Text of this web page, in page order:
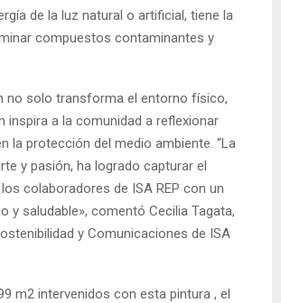
de la luz natural o artificial, tiene la
compuestos contaminantes y
no solo transforma el entorno físico,
inspira a la comunidad a reflexionar
la protección del medio ambiente. “La
y pasión, ha logrado capturar el
colaboradores de ISA REP con un
y saludable», comentó Cecilia Tagata,
y Comunicaciones de ISA
m2 intervenidos con esta pintura , el